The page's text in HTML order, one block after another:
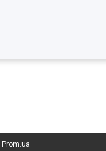
Prom.ua